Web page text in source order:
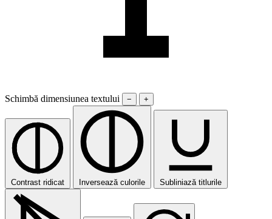
Schimbă dimensiunea textului − +
Contrast ridicat Inversează culorile Subliniază titlurile